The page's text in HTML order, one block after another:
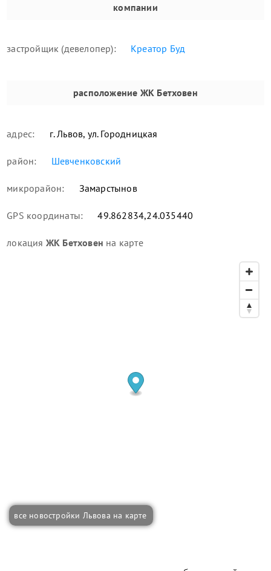
компании
застройщик (девелопер): Креатор Буд
расположение ЖК Бетховен
адрес: г. Львов, ул. Городницкая
район: Шевченковский
микрорайон: Замарстынов
GPS координаты: 49.862834,24.035440
локация ЖК Бетховен на карте
все новостройки Львова на карте